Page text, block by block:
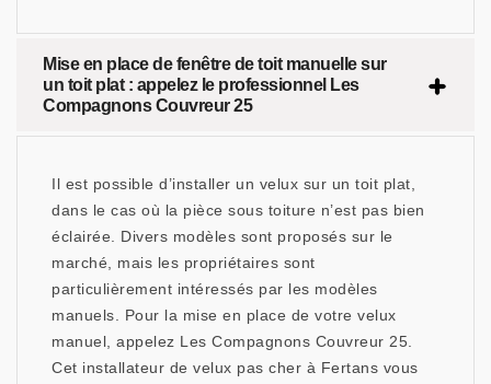
Mise en place de fenêtre de toit manuelle sur
un toit plat : appelez le professionnel Les
Compagnons Couvreur 25
Il est possible d’installer un velux sur un toit plat,
dans le cas où la pièce sous toiture n’est pas bien
éclairée. Divers modèles sont proposés sur le
marché, mais les propriétaires sont
particulièrement intéressés par les modèles
manuels. Pour la mise en place de votre velux
manuel, appelez Les Compagnons Couvreur 25.
Cet installateur de velux pas cher à Fertans vous